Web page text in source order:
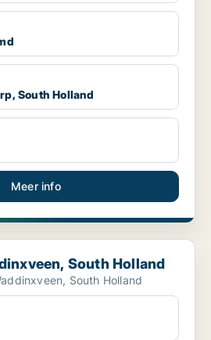
South Holland
Meer info
South Holland
South Holland
South Holland